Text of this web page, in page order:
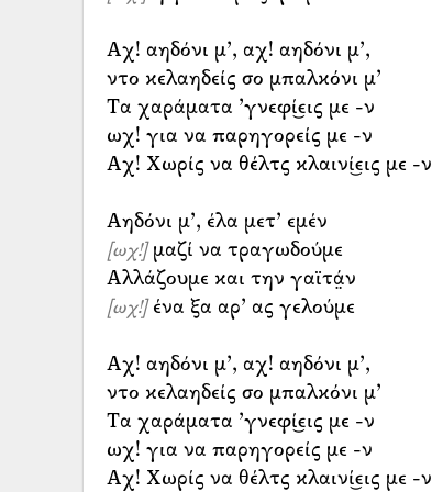
Αχ! αηδόνι μ’, αχ! αηδόνι μ’,
ντο κελαηδείς σο μπαλκόνι μ’
Τα χαράματα ’γνεφί͜εις με -ν
ωχ! για να παρηγορείς με -ν
Αχ! Χωρίς να θέλτς κλαινί͜εις με -ν
[ωχ!]μαζί να τραγωδούμε
[ωχ!]ένα ξα αρ’ ας γελούμε
Αχ! αηδόνι μ’, αχ! αηδόνι μ’,
ντο κελαηδείς σο μπαλκόνι μ’
Τα χαράματα ’γνεφί͜εις με -ν
ωχ! για να παρηγορείς με -ν
Αχ! Χωρίς να θέλτς κλαινί͜εις με -ν